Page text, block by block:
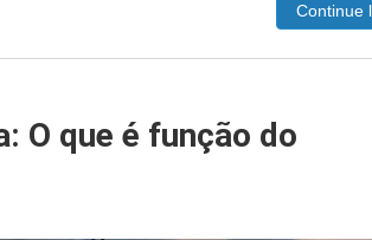
Continue
O que é função do